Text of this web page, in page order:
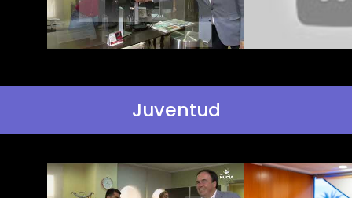
Juventud